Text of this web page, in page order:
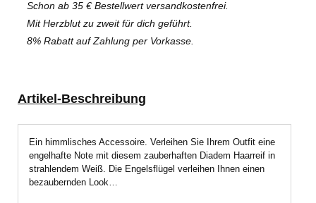
Schon ab 35 € Bestellwert versandkostenfrei.
Mit Herzblut zu zweit für dich geführt.
8% Rabatt auf Zahlung per Vorkasse.
Artikel-Beschreibung
Ein himmlisches Accessoire. Verleihen Sie Ihrem Outfit eine
engelhafte Note mit diesem zauberhaften Diadem Haarreif in
strahlendem Weiß. Die Engelsflügel verleihen Ihnen einen
bezaubernden Look…